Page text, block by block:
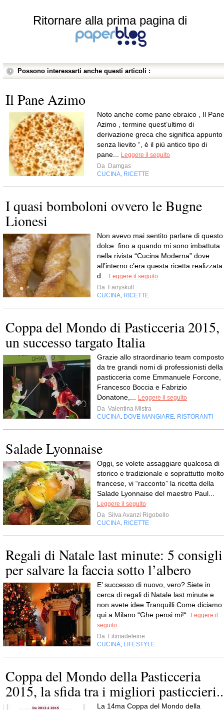
Ritornare alla prima pagina di
Possono interessarti anche questi articoli :
Il Pane Azimo
Noto anche come pane ebraico , Il Pane
Azimo , termine quest’ultimo di
derivazione greca che significa appunto
senza lievito “, è il più antico tipo di
pane...
Leggere il seguito
Da Damgas
CUCINA RICETTE
I quasi bomboloni ovvero le Bugne
Lionesi
Non avevo mai sentito parlare di questo
dolce fino a quando mi sono imbattuta
nella rivista “Cucina Moderna” dove
all’interno c’era questa ricetta realizzata
d...
Leggere il seguito
Da Fairyskull
CUCINA RICETTE
Coppa del Mondo di Pasticceria 2015,
un successo targato Italia
Grazie allo straordinario team composto
da tre grandi nomi di professionisti della
pasticceria come Emmanuele Forcone,
Francesco Boccia e Fabrizio
Donatone,...
Leggere il seguito
Da Valentina Mistra
CUCINA DOVE MANGIARE RISTORANTI
Salade Lyonnaise
Oggi, se volete assaggiare qualcosa di
storico e tradizionale e soprattutto molto
francese, vi “racconto” la ricetta della
Salade Lyonnaise del maestro Paul...
Leggere il seguito
Da Silva Avanzi Rigobello
CUCINA RICETTE
Regali di Natale last minute: 5 consigli
per salvare la faccia sotto l’albero
E’ successo di nuovo, vero? Siete in
cerca di regali di Natale last minute e
non avete idee.Tranquilli.Come diciamo
qui a Milano “Ghe pensi mi!“.
Leggere il
seguito
Da Lilimadeleine
CUCINA LIFESTYLE
Coppa del Mondo della Pasticceria
2015, la sfida tra i migliori
La 14ma Coppa del Mondo della